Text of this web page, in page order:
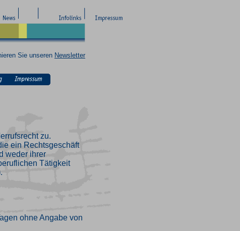
Sie unseren Newsletter
zu.
ein Rechtsgeschäft
weder ihrer
Tätigkeit
ohne Angabe von